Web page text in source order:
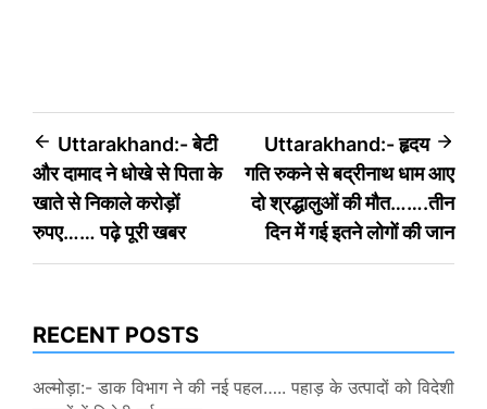
Post
navigation
Uttarakhand:- बेटी
और दामाद ने धोखे से पिता के
खाते से निकाले करोड़ों
रुपए…… पढ़े पूरी खबर
Uttarakhand:- हृदय
गति रुकने से बद्रीनाथ धाम आए
दो श्रद्धालुओं की मौत…….तीन
दिन में गई इतने लोगों की जान
RECENT POSTS
अल्मोड़ा:- डाक विभाग ने की नई पहल….. पहाड़ के उत्पादों को विदेशी